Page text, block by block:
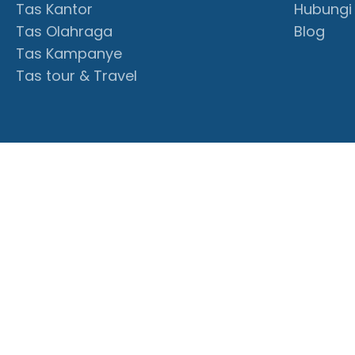
Tas Kantor
Tas Olahraga
Tas Kampanye
Tas tour & Travel
Blog